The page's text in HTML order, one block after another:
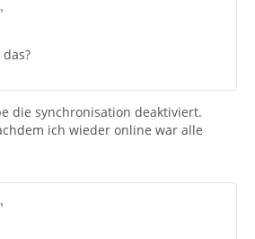
die synchronisation deaktiviert.
ich wieder online war alle